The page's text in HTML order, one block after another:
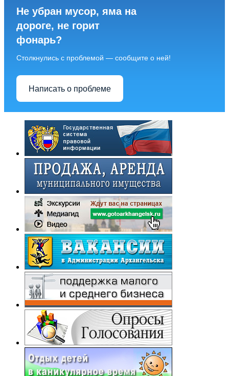
Не убран мусор, яма на
дороге, не горит
фонарь?
Столкнулись с проблемой — сообщите о ней!
Написать о проблеме